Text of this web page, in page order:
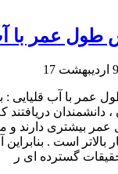
طول عمر با
17
عمر با آب قلیایی
دانشمندان
عمر بیشتری دارند و
بالاتر است .
گسترده ای ر